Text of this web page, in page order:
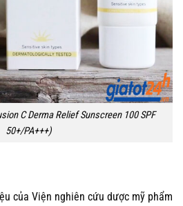
C Derma Relief Sunscreen 100 SPF
50+/PA+++)
của Viện nghiên cứu dược mỹ phẩm